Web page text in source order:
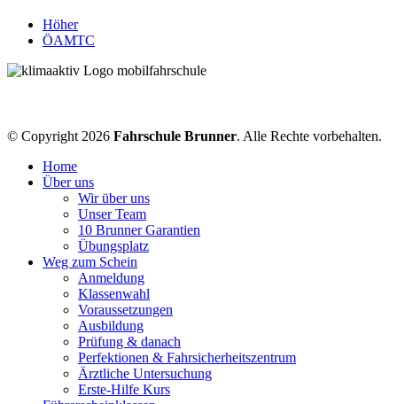
Höher
ÖAMTC
© Copyright 2026 Fahrschule Brunner. Alle Rechte vorbehalten.
Home
Über uns
Wir über uns
Unser Team
10 Brunner Garantien
Übungsplatz
Weg zum Schein
Anmeldung
Klassenwahl
Voraussetzungen
Ausbildung
Prüfung & danach
Perfektionen & Fahrsicherheitszentrum
Ärztliche Untersuchung
Erste-Hilfe Kurs